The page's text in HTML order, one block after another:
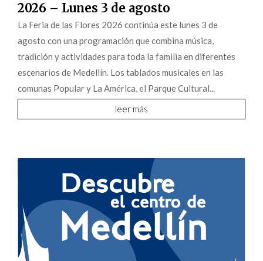
2026 – Lunes 3 de agosto
La Feria de las Flores 2026 continúa este lunes 3 de
agosto con una programación que combina música,
tradición y actividades para toda la familia en diferentes
escenarios de Medellín. Los tablados musicales en las
comunas Popular y La América, el Parque Cultural...
leer más